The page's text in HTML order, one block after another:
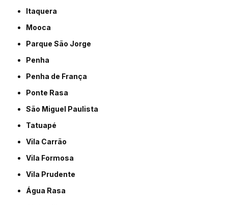
Itaquera
Mooca
Parque São Jorge
Penha
Penha de França
Ponte Rasa
São Miguel Paulista
Tatuapé
Vila Carrão
Vila Formosa
Vila Prudente
Água Rasa